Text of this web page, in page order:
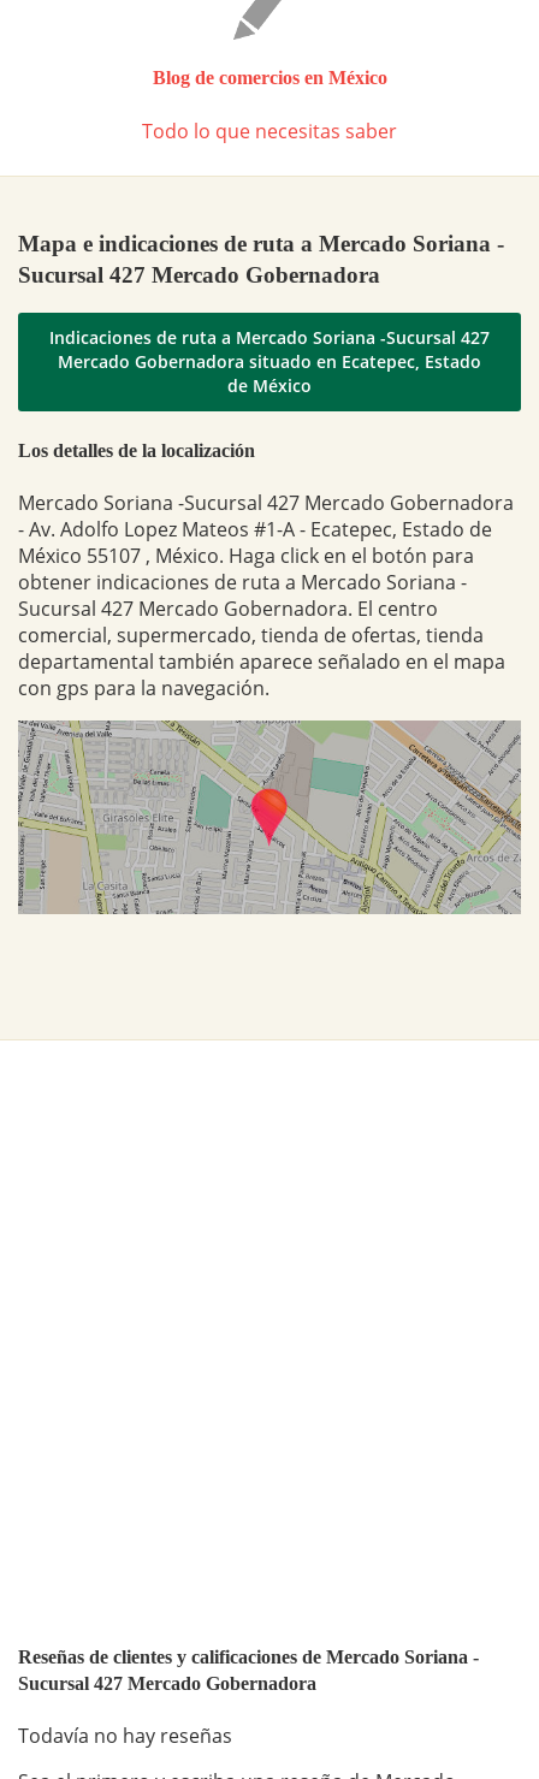
Blog de comercios en México
Todo lo que necesitas saber
Mapa e indicaciones de ruta a Mercado Soriana -
Sucursal 427 Mercado Gobernadora
Indicaciones de ruta a Mercado Soriana -Sucursal 427
Mercado Gobernadora situado en Ecatepec, Estado
de México
Los detalles de la localización
Mercado Soriana -Sucursal 427 Mercado Gobernadora
- Av. Adolfo Lopez Mateos #1-A - Ecatepec, Estado de
México 55107 , México. Haga click en el botón para
obtener indicaciones de ruta a Mercado Soriana -
Sucursal 427 Mercado Gobernadora. El centro
comercial, supermercado, tienda de ofertas, tienda
departamental también aparece señalado en el mapa
con gps para la navegación.
Reseñas de clientes y calificaciones de Mercado Soriana -
Sucursal 427 Mercado Gobernadora
Todavía no hay reseñas